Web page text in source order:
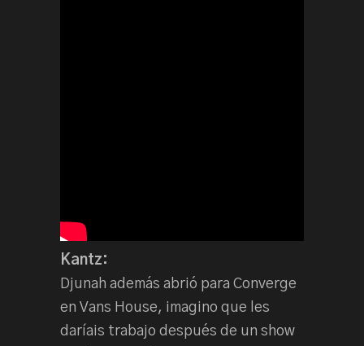
Kantz:
Djunah además abrió para Converge
en Vans House, imagino que les
daríais trabajo después de un show